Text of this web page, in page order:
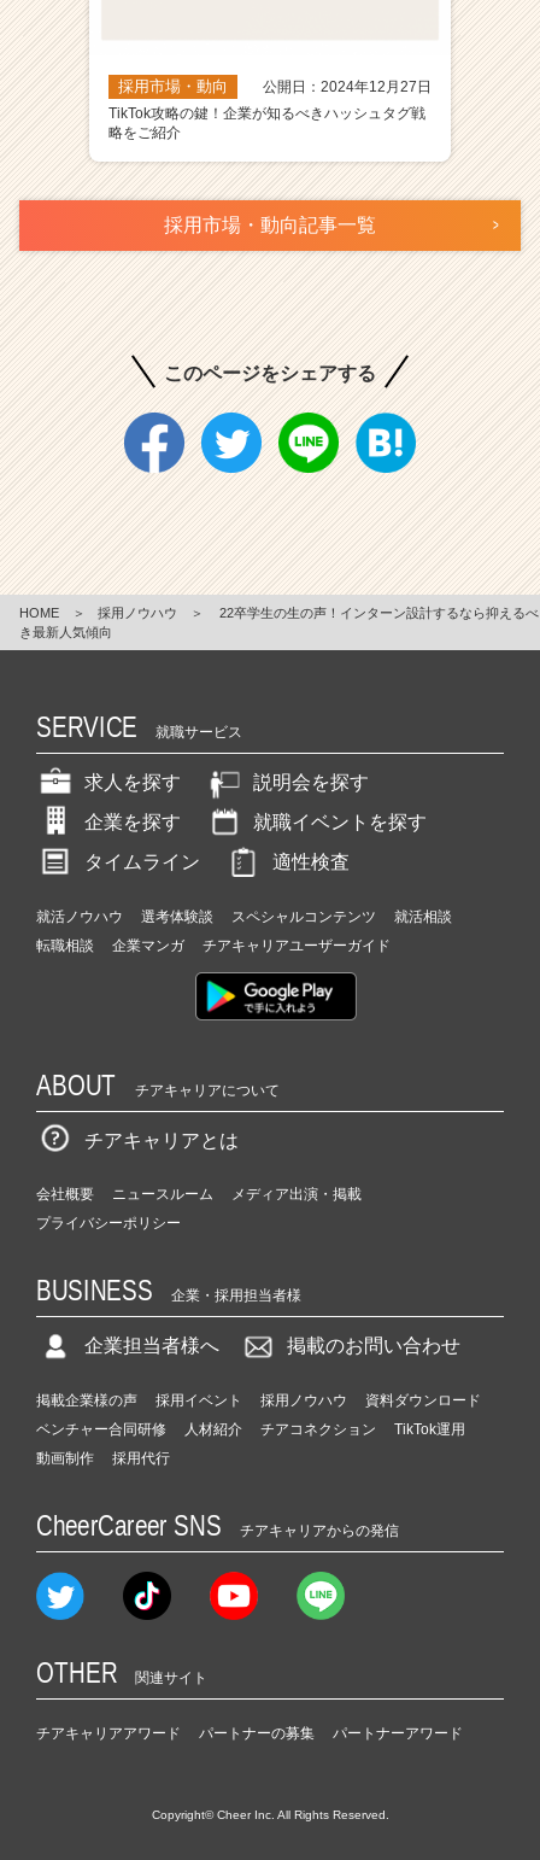
採用市場・動向
公開日：2024年12月27日
TikTok攻略の鍵！企業が知るべきハッシュタグ戦
略をご紹介
採用市場・動向記事一覧
このページをシェアする
HOME ＞ 採用ノウハウ ＞
22卒学生の生の声！インターン設計するなら抑えるべ
き最新人気傾向
SERVICE 就職サービス
求人を探す
説明会を探す
企業を探す
就職イベントを探す
タイムライン
適性検査
就活ノウハウ 選考体験談 スペシャルコンテンツ
就活相談
転職相談
企業マンガ チアキャリアユーザーガイド
ABOUT チアキャリアについて
チアキャリアとは
会社概要 ニュースルーム
メディア出演・掲載
プライバシーポリシー
BUSINESS 企業・採用担当者様
企業担当者様へ 掲載のお問い合わせ
掲載企業様の声 採用イベント 採用ノウハウ
資料ダウンロード
ベンチャー合同研修
人材紹介 チアコネクション
TikTok運用
動画制作
採用代行
CheerCareer SNS チアキャリアからの発信
OTHER 関連サイト
チアキャリアアワード パートナーの募集 パートナーアワード
Copyright© Cheer Inc. All Rights Reserved.